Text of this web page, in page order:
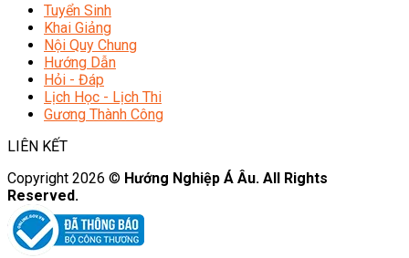
Tuyển Sinh
Khai Giảng
Nội Quy Chung
Hướng Dẫn
Hỏi - Đáp
Lịch Học - Lịch Thi
Gương Thành Công
LIÊN KẾT
Copyright 2026 © Hướng Nghiệp Á Âu. All Rights
Reserved.